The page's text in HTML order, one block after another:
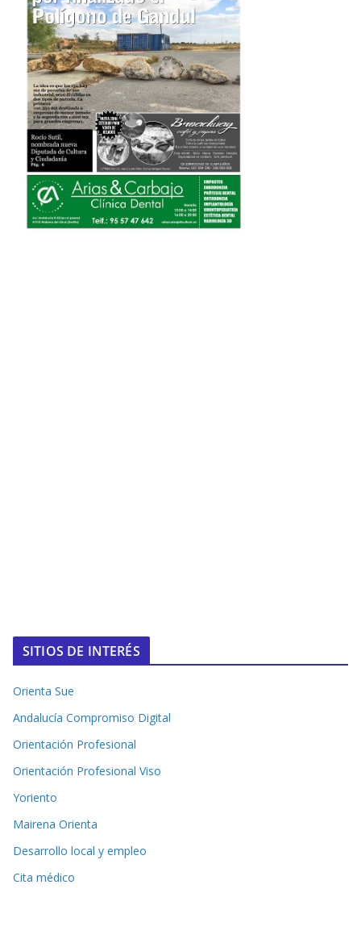
SITIOS DE INTERÉS
Orienta Sue
Andalucía Compromiso Digital
Orientación Profesional
Orientación Profesional Viso
Yoriento
Mairena Orienta
Desarrollo local y empleo
Cita médico